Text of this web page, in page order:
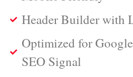
Header Builder with
Optimized for Google
SEO Signal